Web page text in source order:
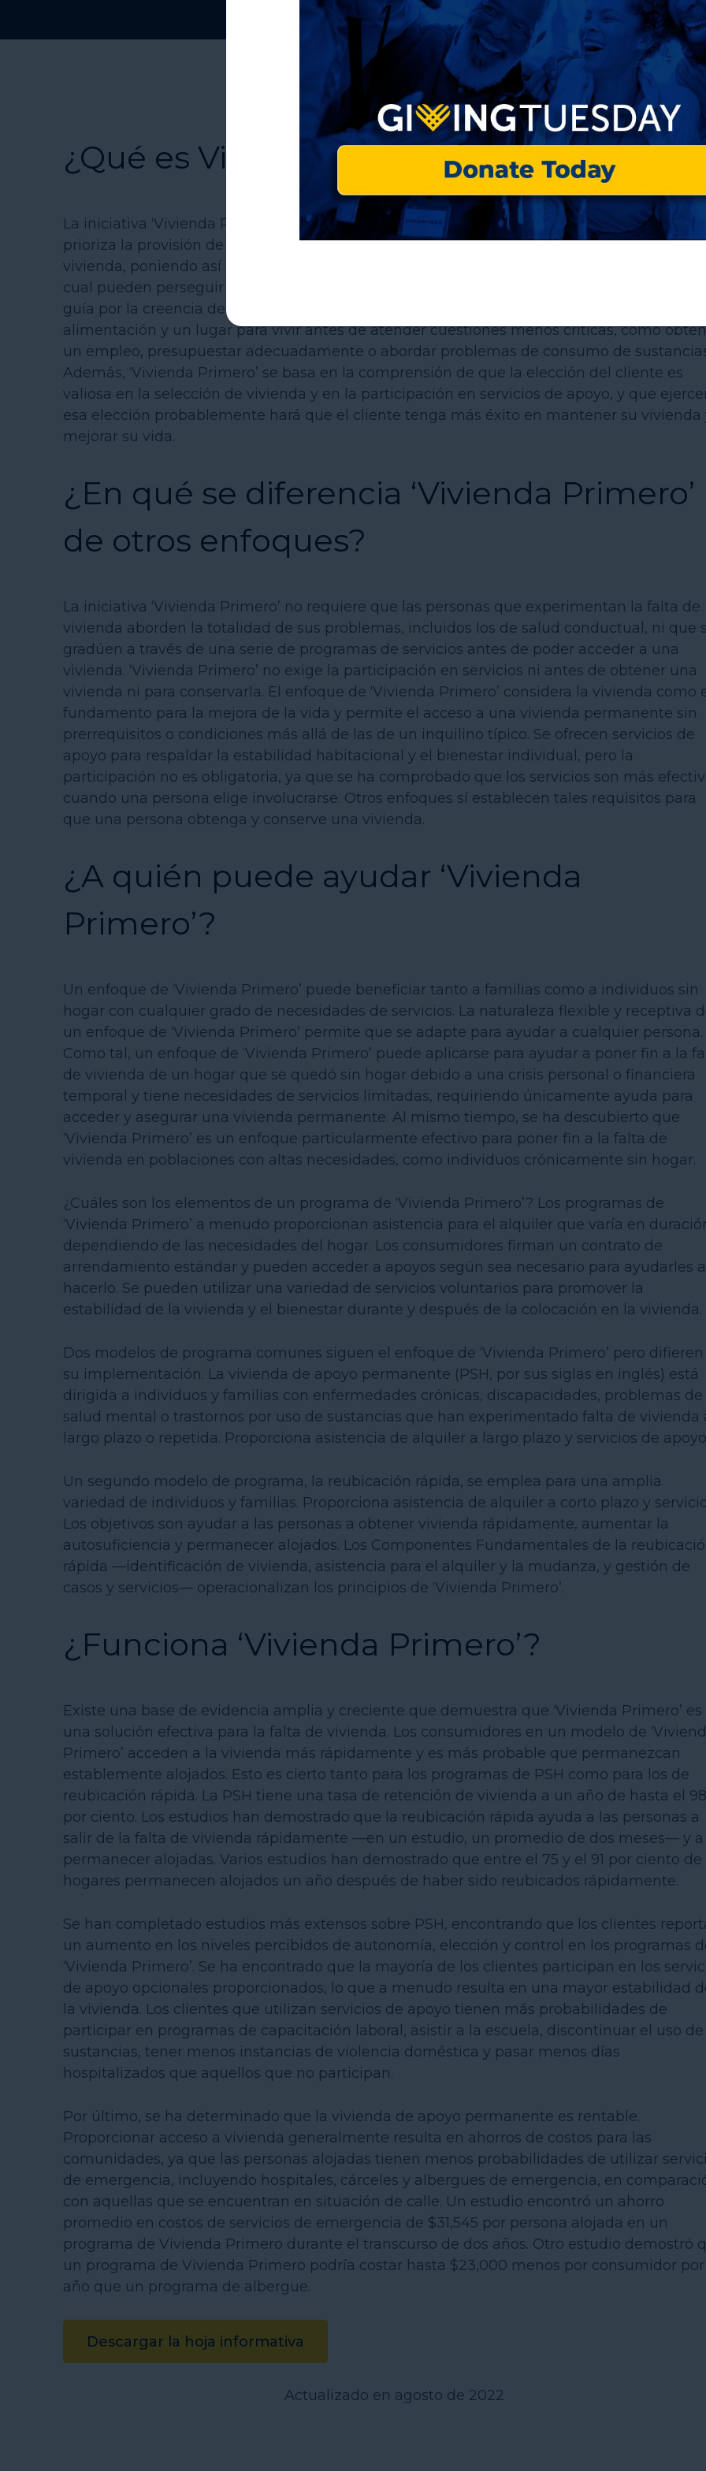
¿Qué es Vivienda Primero?
La iniciativa ‘Vivienda Primero’ es un enfoque de asistencia a las personas sin hogar que
prioriza la provisión de vivienda permanente a aquellos que experimentan la falta de
vivienda, poniendo así fin a su situación de indigencia y sirviendo como plataforma desde
cual pueden perseguir objetivos personales y mejorar su calidad de vida. Este enfoque se
guía por la creencia de que las personas necesitan satisfacer necesidades básicas como la
alimentación y un lugar para vivir antes de atender cuestiones menos críticas, como
un empleo, presupuestar adecuadamente o abordar problemas de consumo de
Además, ‘Vivienda Primero’ se basa en la comprensión de que la elección del cliente es
valiosa en la selección de vivienda y en la participación en servicios de apoyo, y que
esa elección probablemente hará que el cliente tenga más éxito en mantener su vivienda
mejorar su vida.
¿En qué se diferencia ‘Vivienda Primero’
de otros enfoques?
La iniciativa ‘Vivienda Primero’ no requiere que las personas que experimentan la falta de
vivienda aborden la totalidad de sus problemas, incluidos los de salud conductual, ni que
gradúen a través de una serie de programas de servicios antes de poder acceder a una
vivienda. ‘Vivienda Primero’ no exige la participación en servicios ni antes de obtener una
vivienda ni para conservarla. El enfoque de ‘Vivienda Primero’ considera la vivienda como
fundamento para la mejora de la vida y permite el acceso a una vivienda permanente sin
prerrequisitos o condiciones más allá de las de un inquilino típico. Se ofrecen servicios de
apoyo para respaldar la estabilidad habitacional y el bienestar individual, pero la
participación no es obligatoria, ya que se ha comprobado que los servicios son más
cuando una persona elige involucrarse. Otros enfoques sí establecen tales requisitos para
que una persona obtenga y conserve una vivienda.
¿A quién puede ayudar ‘Vivienda
Primero’?
Un enfoque de ‘Vivienda Primero’ puede beneficiar tanto a familias como a individuos sin
hogar con cualquier grado de necesidades de servicios. La naturaleza flexible y receptiva
un enfoque de ‘Vivienda Primero’ permite que se adapte para ayudar a cualquier persona.
Como tal, un enfoque de ‘Vivienda Primero’ puede aplicarse para ayudar a poner fin a la
de vivienda de un hogar que se quedó sin hogar debido a una crisis personal o financiera
temporal y tiene necesidades de servicios limitadas, requiriendo únicamente ayuda para
acceder y asegurar una vivienda permanente. Al mismo tiempo, se ha descubierto que
‘Vivienda Primero’ es un enfoque particularmente efectivo para poner fin a la falta de
vivienda en poblaciones con altas necesidades, como individuos crónicamente sin hogar.
¿Cuáles son los elementos de un programa de ‘Vivienda Primero’? Los programas de
‘Vivienda Primero’ a menudo proporcionan asistencia para el alquiler que varía en
dependiendo de las necesidades del hogar. Los consumidores firman un contrato de
arrendamiento estándar y pueden acceder a apoyos según sea necesario para ayudarles a
hacerlo. Se pueden utilizar una variedad de servicios voluntarios para promover la
estabilidad de la vivienda y el bienestar durante y después de la colocación en la vivienda.
Dos modelos de programa comunes siguen el enfoque de ‘Vivienda Primero’ pero difieren
su implementación. La vivienda de apoyo permanente (PSH, por sus siglas en inglés) está
dirigida a individuos y familias con enfermedades crónicas, discapacidades, problemas de
salud mental o trastornos por uso de sustancias que han experimentado falta de vivienda
largo plazo o repetida. Proporciona asistencia de alquiler a largo plazo y servicios de
Un segundo modelo de programa, la reubicación rápida, se emplea para una amplia
variedad de individuos y familias. Proporciona asistencia de alquiler a corto plazo y
Los objetivos son ayudar a las personas a obtener vivienda rápidamente, aumentar la
autosuficiencia y permanecer alojados. Los Componentes Fundamentales de la
rápida —identificación de vivienda, asistencia para el alquiler y la mudanza, y gestión de
casos y servicios— operacionalizan los principios de ‘Vivienda Primero’.
¿Funciona ‘Vivienda Primero’?
Existe una base de evidencia amplia y creciente que demuestra que ‘Vivienda Primero’ es
una solución efectiva para la falta de vivienda. Los consumidores en un modelo de
Primero’ acceden a la vivienda más rápidamente y es más probable que permanezcan
establemente alojados. Esto es cierto tanto para los programas de PSH como para los de
reubicación rápida. La PSH tiene una tasa de retención de vivienda a un año de hasta el 98
por ciento. Los estudios han demostrado que la reubicación rápida ayuda a las personas a
salir de la falta de vivienda rápidamente —en un estudio, un promedio de dos meses— y a
permanecer alojadas. Varios estudios han demostrado que entre el 75 y el 91 por ciento de
hogares permanecen alojados un año después de haber sido reubicados rápidamente.
Se han completado estudios más extensos sobre PSH, encontrando que los clientes
un aumento en los niveles percibidos de autonomía, elección y control en los programas
‘Vivienda Primero’. Se ha encontrado que la mayoría de los clientes participan en los
de apoyo opcionales proporcionados, lo que a menudo resulta en una mayor estabilidad
la vivienda. Los clientes que utilizan servicios de apoyo tienen más probabilidades de
participar en programas de capacitación laboral, asistir a la escuela, discontinuar el uso de
sustancias, tener menos instancias de violencia doméstica y pasar menos días
hospitalizados que aquellos que no participan.
Por último, se ha determinado que la vivienda de apoyo permanente es rentable.
Proporcionar acceso a vivienda generalmente resulta en ahorros de costos para las
comunidades, ya que las personas alojadas tienen menos probabilidades de utilizar
de emergencia, incluyendo hospitales, cárceles y albergues de emergencia, en
con aquellas que se encuentran en situación de calle. Un estudio encontró un ahorro
promedio en costos de servicios de emergencia de $31,545 por persona alojada en un
programa de Vivienda Primero durante el transcurso de dos años. Otro estudio demostró
un programa de Vivienda Primero podría costar hasta $23,000 menos por consumidor por
año que un programa de albergue.
Descargar la hoja informativa
Actualizado en agosto de 2022